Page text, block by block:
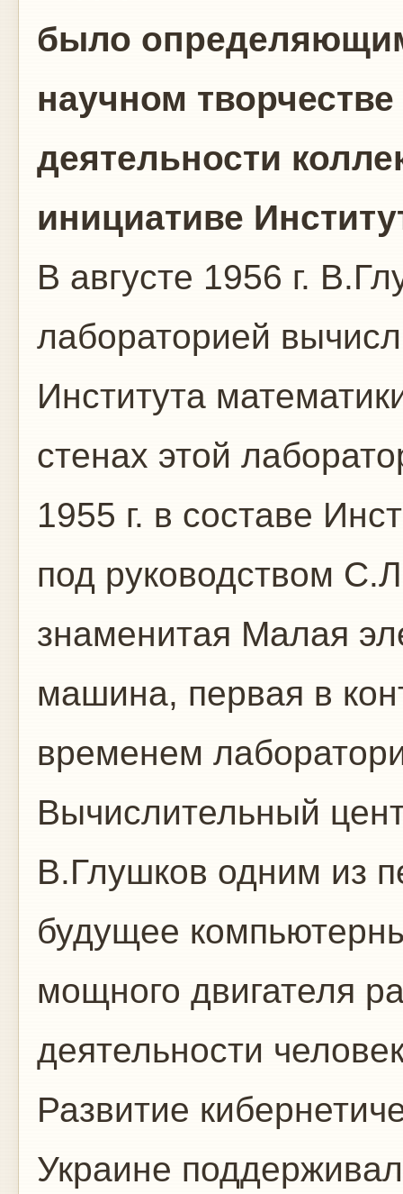
было
научном
деятельности
инициативе
В августе 1956 г.
лабораторией
Института
стенах этой
1955 г. в составе
под руководством
знаменитая Малая
машина, первая в
временем
Вычислительный
В.Глушков одним из
будущее
мощного двигателя
деятельности
Развитие
Украине